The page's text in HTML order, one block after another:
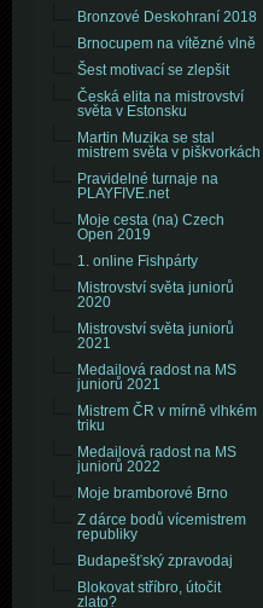
Bronzové Deskohraní 2018
Brnocupem na vítězné vlně
Šest motivací se zlepšit
Česká elita na mistrovství
světa v Estonsku
Martin Muzika se stal
mistrem světa v piškvorkách
Pravidelné turnaje na
PLAYFIVE.net
Moje cesta (na) Czech
Open 2019
1. online Fishpárty
Mistrovství světa juniorů
2020
Mistrovství světa juniorů
2021
Medailová radost na MS
juniorů 2021
Mistrem ČR v mírně vlhkém
triku
Medailová radost na MS
juniorů 2022
Moje bramborové Brno
Z dárce bodů vícemistrem
republiky
Budapešťský zpravodaj
Blokovat stříbro, útočit
zlato?